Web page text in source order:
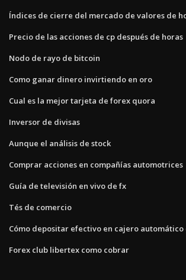
Índices de cierre del mercado de valores de
Precio de las acciones de cp después de horas
Nodo de rayo de bitcoin
Como ganar dinero invirtiendo en oro
Cual es la mejor tarjeta de forex quora
Inversor de divisas
Aunque el análisis de stock
Comprar acciones en compañías automotrices
Guía de televisión en vivo de fx
Tés de comercio
Cómo depositar efectivo en cajero
Forex club libertex como cobrar